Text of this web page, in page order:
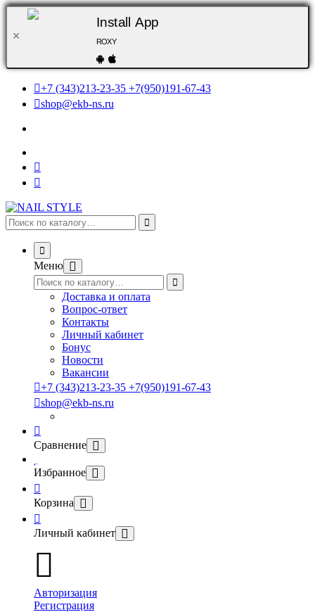
Install App
ROXY
+7 (343)213-23-35 +7(950)191-67-43
shop@ekb-ns.ru
Меню
Доставка и оплата
Вопрос-ответ
Контакты
Личный кабинет
Бонус
Новости
Вакансии
+7 (343)213-23-35 +7(950)191-67-43
shop@ekb-ns.ru
Сравнение
Избранное
Корзина
Личный кабинет
Авторизация
Регистрация